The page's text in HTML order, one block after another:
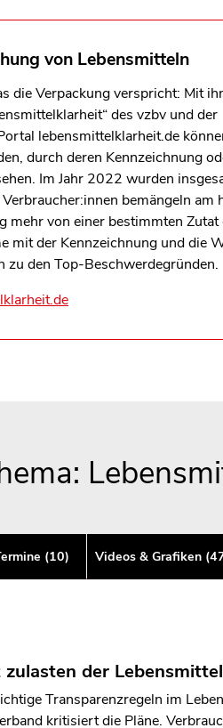
von Lebensmitteln
die Verpackung verspricht: Mit
des vzbv und der
lebensmittelklarheit.de
durch deren Kennzeichnung
Im Jahr 2022 wurden
bemängeln am
mehr von einer bestimmten
mit der Kennzeichnung und die
zu den Top-Beschwerdegründen.
(10) Videos & Grafiken
der
Transparenzregeln im
kritisiert die Pläne.